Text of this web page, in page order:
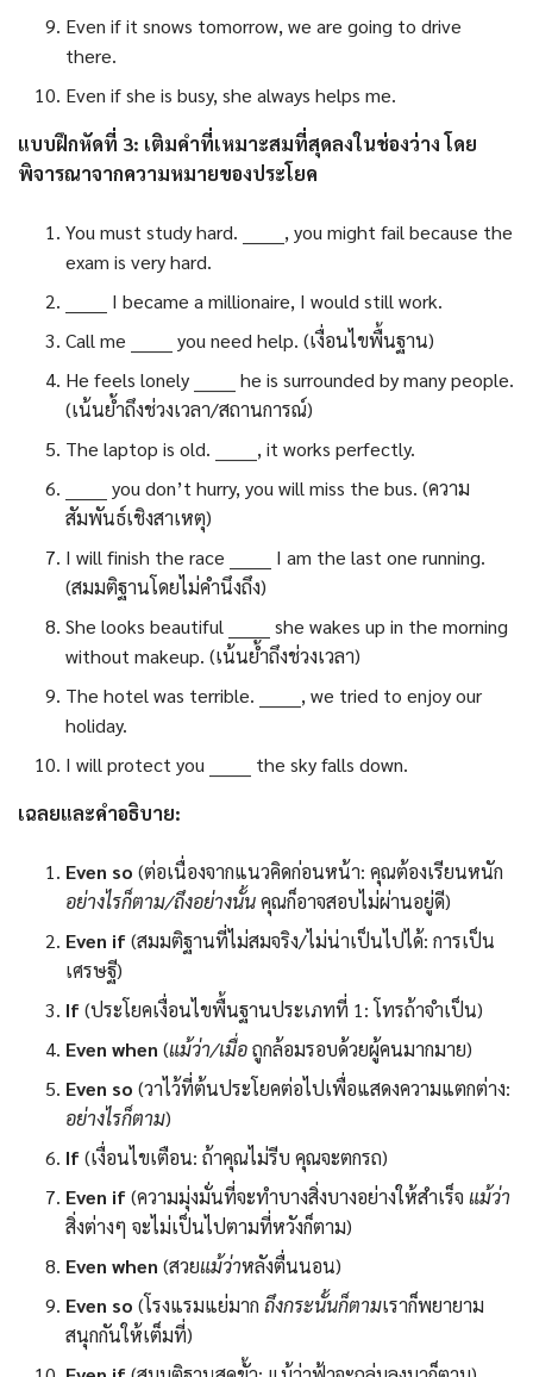
Even if it snows tomorrow, we are going to drive
there.
Even if she is busy, she always helps me.
แบบฝึกหัดที่ 3: เติมคำที่เหมาะสมที่สุดลงในช่องว่าง โดย
พิจารณาจากความหมายของประโยค
You must study hard. _______, you might fail because the
exam is very hard.
_______ I became a millionaire, I would still work.
Call me _______ you need help. (เงื่อนไขพื้นฐาน)
He feels lonely _______ he is surrounded by many people.
(เน้นย้ำถึงช่วงเวลา/สถานการณ์)
The laptop is old. _______, it works perfectly.
_______ you don’t hurry, you will miss the bus. (ความ
สัมพันธ์เชิงสาเหตุ)
I will finish the race _______ I am the last one running.
(สมมติฐานโดยไม่คำนึงถึง)
She looks beautiful _______ she wakes up in the morning
without makeup. (เน้นย้ำถึงช่วงเวลา)
The hotel was terrible. _______, we tried to enjoy our
holiday.
I will protect you _______ the sky falls down.
เฉลยและคำอธิบาย:
Even so (ต่อเนื่องจากแนวคิดก่อนหน้า: คุณต้องเรียนหนัก
อย่างไรก็ตาม/ถึงอย่างนั้นคุณก็อาจสอบไม่ผ่านอยู่ดี)
Even if(สมมติฐานที่ไม่สมจริง/ไม่น่าเป็นไปได้: การเป็น
เศรษฐี)
If(ประโยคเงื่อนไขพื้นฐานประเภทที่ 1: โทรถ้าจำเป็น)
Even when (แม้ว่า/เมื่อถูกล้อมรอบด้วยผู้คนมากมาย)
Even so (วาไว้ที่ต้นประโยคต่อไปเพื่อแสดงความแตกต่าง:
อย่างไรก็ตาม)
If(เงื่อนไขเตือน: ถ้าคุณไม่รีบ คุณจะตกรถ)
Even if(ความมุ่งมั่นที่จะทำบางสิ่งบางอย่างให้สำเร็จ แม้ว่า
สิ่งต่างๆ จะไม่เป็นไปตามที่หวังก็ตาม)
Even when (สวยแม้ว่าหลังตื่นนอน)
Even so (โรงแรมแย่มาก ถึงกระนั้นก็ตามเราก็พยายาม
สนุกกันให้เต็มที่)